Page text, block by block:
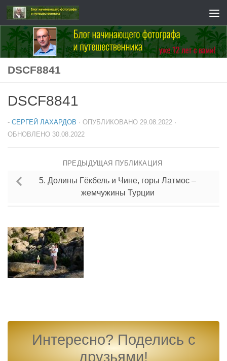
Перейти к содержимому
DSCF8841
DSCF8841
- СЕРГЕЙ ЛАХАРДОВ · ОПУБЛИКОВАНО 29.08.2022 ·
ОБНОВЛЕНО 30.08.2022
ПРЕДЫДУЩАЯ ПУБЛИКАЦИЯ
5. Долины Гёкбель и Чине, горы Латмос –
жемчужины Турции
Интересно? Поделись с
друзьями!